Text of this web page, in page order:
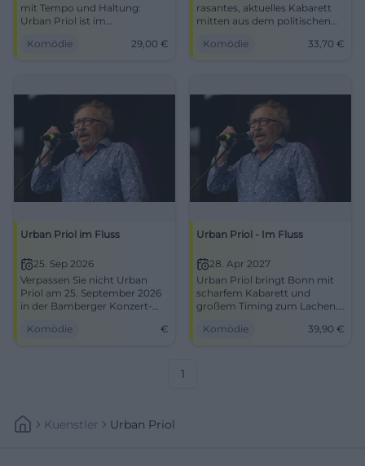
mit Tempo und Haltung:
Urban Priol ist im
#Kabarett #München
Komödie 29,00 €
rasantes, aktuelles Kabarett
mitten aus dem politischen
Komödie
33,70 €
Urban Priol im Fluss
25. Sep 2026
Verpassen Sie nicht Urban
Priol am 25. September 2026
in der Bamberger Konzert-
Abend, der Lachen garantiert!
Komödie €
Urban Priol - Im Fluss
28. Apr 2027
Urban Priol bringt Bonn mit
scharfem Kabarett und
großem Timing zum Lachen.
wartet ein Abend voller
Komödie 39,90 €
1
Kuenstler Urban Priol